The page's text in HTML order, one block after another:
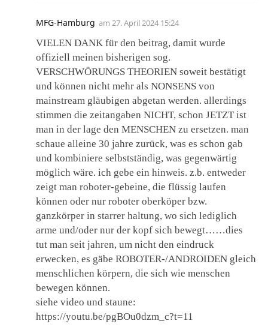
MFG-Hamburg am 27. April 2024 15:24
VIELEN DANK für den beitrag, damit wurde
offiziell meinen bisherigen sog.
VERSCHWÖRUNGS THEORIEN soweit bestätigt
und können nicht mehr als NONSENS von
mainstream gläubigen abgetan werden. allerdings
stimmen die zeitangaben NICHT, schon JETZT ist
man in der lage den MENSCHEN zu ersetzen. man
schaue alleine 30 jahre zurück, was es schon gab
und kombiniere selbstständig, was gegenwärtig
möglich wäre. ich gebe ein hinweis. z.b. entweder
zeigt man roboter-gebeine, die flüssig laufen
können oder nur roboter oberköper bzw.
ganzkörper in starrer haltung, wo sich lediglich
arme und/oder nur der kopf sich bewegt……dies
tut man seit jahren, um nicht den eindruck
erwecken, es gäbe ROBOTER-/ANDROIDEN gleich
menschlichen körpern, die sich wie menschen
bewegen können.
siehe video und staune:
https://youtu.be/pgBOu0dzm_c?t=11